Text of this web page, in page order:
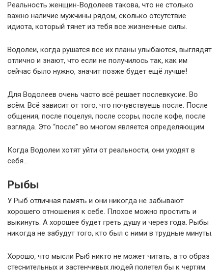
Реальность женщин-Водолеев такова, что не столько
важно наличие мужчины рядом, сколько отсутствие
идиота, который тянет из тебя все жизненные силы.
Водолеи, когда рушатся все их планы улыбаются, выглядят
отлично и знают, что если не получилось так, как им
сейчас было нужно, значит позже будет ещё лучше!
Для Водолеев очень часто всё решает послевкусие. Во
всём. Всё зависит от того, что почувствуешь после. После
общения, после поцелуя, после ссоры, после кофе, после
взгляда. Это “после” во многом является определяющим.
Когда Водолеи хотят уйти от реальности, они уходят в
себя…
Рыбы
У Рыб отличная память и они никогда не забывают
хорошего отношения к себе. Плохое можно простить и
выкинуть. А хорошее будет греть душу и через года. Рыбы
никогда не забудут того, кто был с ними в трудные минуты.
Хорошо, что мысли Рыб никто не может читать, а то образ
стеснительных и застенчивых людей полетел бы к чертям.